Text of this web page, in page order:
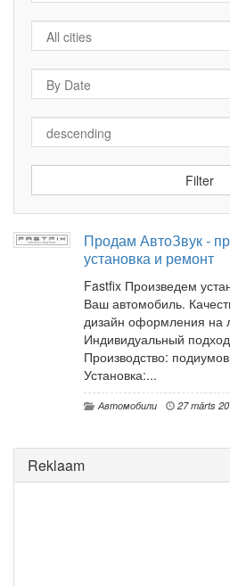
Продам АвтоЗвук -
установка и ремонт
Fastfix Произведем
Ваш автомобиль.
дизайн оформления на
Индивидуальный
Производство:
Установка:...
Автомобили 27 märts
Reklaam